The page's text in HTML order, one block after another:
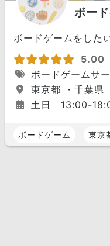
ボー
ボードゲームをした
5.00
ボードゲームサ
東京都 ・千葉県
土日 13:00-
ボードゲーム 東京